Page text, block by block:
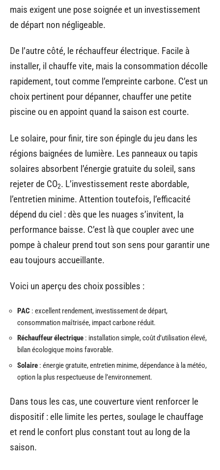
mais exigent une pose soignée et un investissement
de départ non négligeable.
De l’autre côté, le réchauffeur électrique. Facile à
installer, il chauffe vite, mais la consommation décolle
rapidement, tout comme l’empreinte carbone. C’est un
choix pertinent pour dépanner, chauffer une petite
piscine ou en appoint quand la saison est courte.
Le solaire, pour finir, tire son épingle du jeu dans les
régions baignées de lumière. Les panneaux ou tapis
solaires absorbent l’énergie gratuite du soleil, sans
rejeter de CO2. L’investissement reste abordable,
l’entretien minime. Attention toutefois, l’efficacité
dépend du ciel : dès que les nuages s’invitent, la
performance baisse. C’est là que coupler avec une
pompe à chaleur prend tout son sens pour garantir une
eau toujours accueillante.
Voici un aperçu des choix possibles :
PAC : excellent rendement, investissement de départ,
consommation maîtrisée, impact carbone réduit.
Réchauffeur électrique : installation simple, coût d’utilisation élevé,
bilan écologique moins favorable.
Solaire : énergie gratuite, entretien minime, dépendance à la météo,
option la plus respectueuse de l’environnement.
Dans tous les cas, une couverture vient renforcer le
dispositif : elle limite les pertes, soulage le chauffage
et rend le confort plus constant tout au long de la
saison.